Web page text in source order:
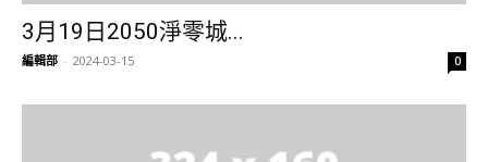
3月19日2050淨零城...
編輯部 - 2024-03-15 0